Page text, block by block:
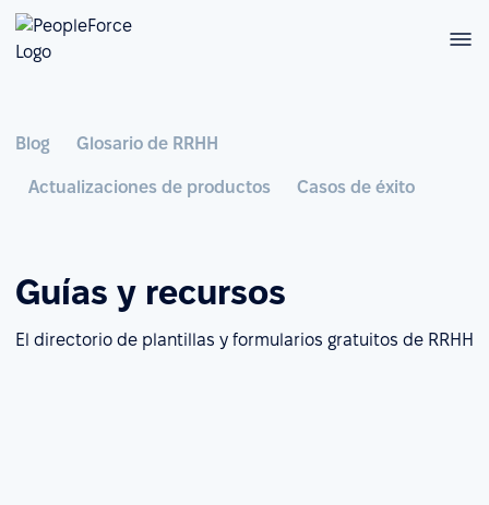
Blog Glosario de RRHH
Actualizaciones de productos Casos de éxito
Guías y recursos
El directorio de plantillas y formularios gratuitos de RRHH